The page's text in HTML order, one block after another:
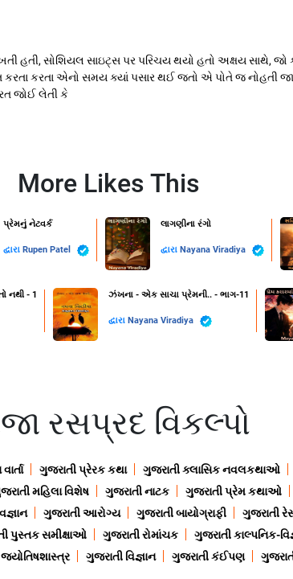
હતી, સોશિયલ સાઇટ્સ પર પરિચય થયો હતો અક્ષય
કરતા એનો સમય ક્યાં પસાર થઈ જતો એ પોતે જ નોહતી
જોઈ લેતી કે
More Likes This
પ્રેમનું નેટવર્ક
દ્વારા Rupen Patel
લાગણીના રંગો
દ્વારા Nayana Viradiya
નથી - 1 ઝંખના - એક સાચા પ્રેમની.. - ભાગ-11
દ્વારા Nayana Viradiya
રસપ્રદ વિકલ્પો
ગુજરાતી પ્રેરક કથા ગુજરાતી ક્લાસિક નવલકથાઓ
મહિલા વિશેષ ગુજરાતી નાટક ગુજરાતી પ્રેમ કથાઓ
ગુજરાતી આરોગ્ય ગુજરાતી બાયોગ્રાફી ગુજરાતી
પુસ્તક સમીક્ષાઓ ગુજરાતી રોમાંચક ગુજરાતી કાલ્પનિક-
ગુજરાતી વિજ્ઞાન ગુજરાતી કંઈપણ